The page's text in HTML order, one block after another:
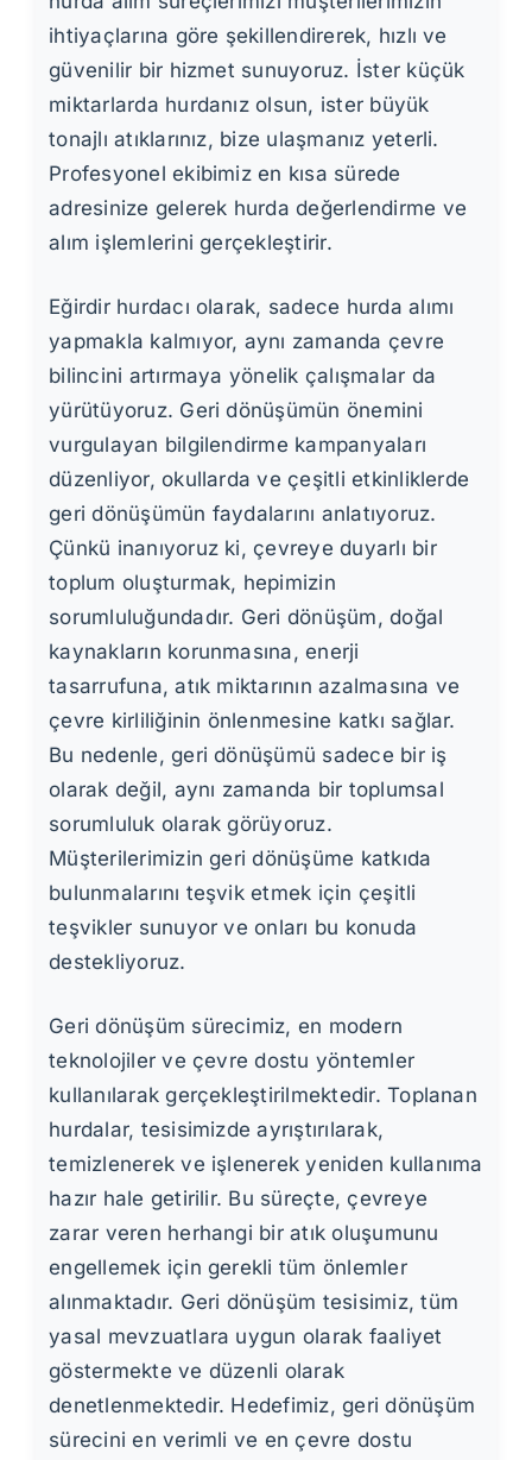
ihtiyaçlarına göre şekillendirerek, hızlı ve
güvenilir bir hizmet sunuyoruz. İster küçük
miktarlarda hurdanız olsun, ister büyük
tonajlı atıklarınız, bize ulaşmanız yeterli.
Profesyonel ekibimiz en kısa sürede
adresinize gelerek hurda değerlendirme ve
alım işlemlerini gerçekleştirir.
Eğirdir hurdacı olarak, sadece hurda alımı
yapmakla kalmıyor, aynı zamanda çevre
bilincini artırmaya yönelik çalışmalar da
yürütüyoruz. Geri dönüşümün önemini
vurgulayan bilgilendirme kampanyaları
düzenliyor, okullarda ve çeşitli etkinliklerde
geri dönüşümün faydalarını anlatıyoruz.
Çünkü inanıyoruz ki, çevreye duyarlı bir
toplum oluşturmak, hepimizin
sorumluluğundadır. Geri dönüşüm, doğal
kaynakların korunmasına, enerji
tasarrufuna, atık miktarının azalmasına ve
çevre kirliliğinin önlenmesine katkı sağlar.
Bu nedenle, geri dönüşümü sadece bir iş
olarak değil, aynı zamanda bir toplumsal
sorumluluk olarak görüyoruz.
Müşterilerimizin geri dönüşüme katkıda
bulunmalarını teşvik etmek için çeşitli
teşvikler sunuyor ve onları bu konuda
destekliyoruz.
Geri dönüşüm sürecimiz, en modern
teknolojiler ve çevre dostu yöntemler
kullanılarak gerçekleştirilmektedir. Toplanan
hurdalar, tesisimizde ayrıştırılarak,
temizlenerek ve işlenerek yeniden kullanıma
hazır hale getirilir. Bu süreçte, çevreye
zarar veren herhangi bir atık oluşumunu
engellemek için gerekli tüm önlemler
alınmaktadır. Geri dönüşüm tesisimiz, tüm
yasal mevzuatlara uygun olarak faaliyet
göstermekte ve düzenli olarak
denetlenmektedir. Hedefimiz, geri dönüşüm
sürecini en verimli ve en çevre dostu